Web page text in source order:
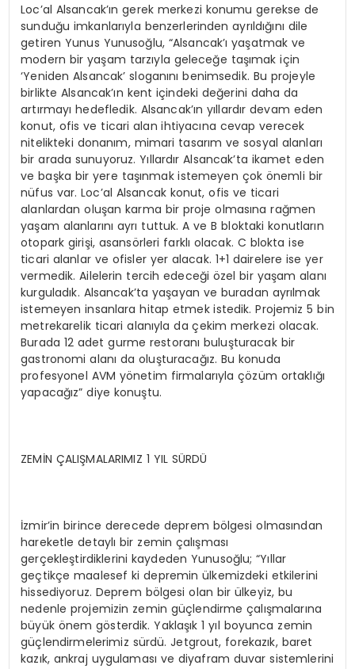
Loc’al Alsancak’ın gerek merkezi konumu gerekse de
sunduğu imkanlarıyla benzerlerinden ayrıldığını dile
getiren Yunus Yunusoğlu, “Alsancak’ı yaşatmak ve
modern bir yaşam tarzıyla geleceğe taşımak için
‘Yeniden Alsancak’ sloganını benimsedik. Bu projeyle
birlikte Alsancak’ın kent içindeki değerini daha da
artırmayı hedefledik. Alsancak’ın yıllardır devam eden
konut, ofis ve ticari alan ihtiyacına cevap verecek
nitelikteki donanım, mimari tasarım ve sosyal alanları
bir arada sunuyoruz. Yıllardır Alsancak’ta ikamet eden
ve başka bir yere taşınmak istemeyen çok önemli bir
nüfus var. Loc’al Alsancak konut, ofis ve ticari
alanlardan oluşan karma bir proje olmasına rağmen
yaşam alanlarını ayrı tuttuk. A ve B bloktaki konutların
otopark girişi, asansörleri farklı olacak. C blokta ise
ticari alanlar ve ofisler yer alacak. 1+1 dairelere ise yer
vermedik. Ailelerin tercih edeceği özel bir yaşam alanı
kurguladık. Alsancak’ta yaşayan ve buradan ayrılmak
istemeyen insanlara hitap etmek istedik. Projemiz 5 bin
metrekarelik ticari alanıyla da çekim merkezi olacak.
Burada 12 adet gurme restoranı buluşturacak bir
gastronomi alanı da oluşturacağız. Bu konuda
profesyonel AVM yönetim firmalarıyla çözüm ortaklığı
yapacağız” diye konuştu.
ZEMİN ÇALIŞMALARIMIZ 1 YIL SÜRDÜ
İzmir’in birince derecede deprem bölgesi olmasından
hareketle detaylı bir zemin çalışması
gerçekleştirdiklerini kaydeden Yunusoğlu; “Yıllar
geçtikçe maalesef ki depremin ülkemizdeki etkilerini
hissediyoruz. Deprem bölgesi olan bir ülkeyiz, bu
nedenle projemizin zemin güçlendirme çalışmalarına
büyük önem gösterdik. Yaklaşık 1 yıl boyunca zemin
güçlendirmelerimiz sürdü. Jetgrout, forekazık, baret
kazık, ankraj uygulaması ve diyafram duvar sistemlerini